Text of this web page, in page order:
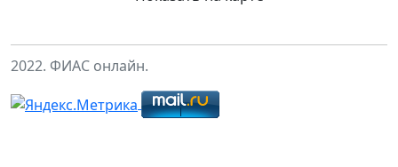
2022. ФИАС онлайн.